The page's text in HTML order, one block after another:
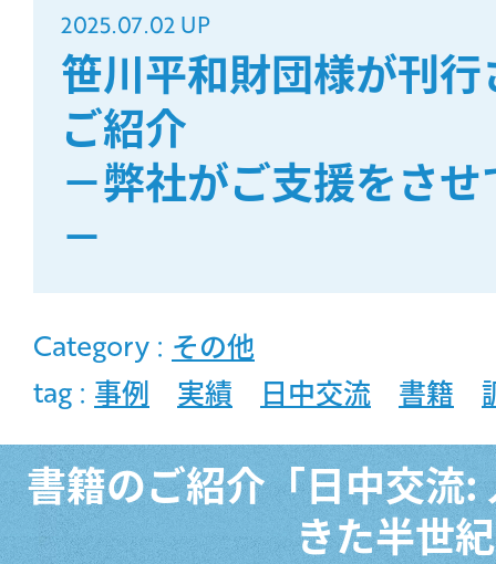
NEWS & COLUMN
MOVIE
CONTACT
2025.07.02 UP
笹川平和財団様が刊
ご紹介
－弊社がご支援をさ
－
Category : その他
tag : 事例 実績 日中交流 書籍
書籍のご紹介「日中交流:
きた半世